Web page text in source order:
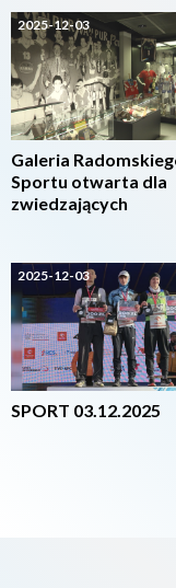
2025-12-03
Galeria
Sportu otwarta dla
zwiedzających
2025-12-03
SPORT 03.12.2025